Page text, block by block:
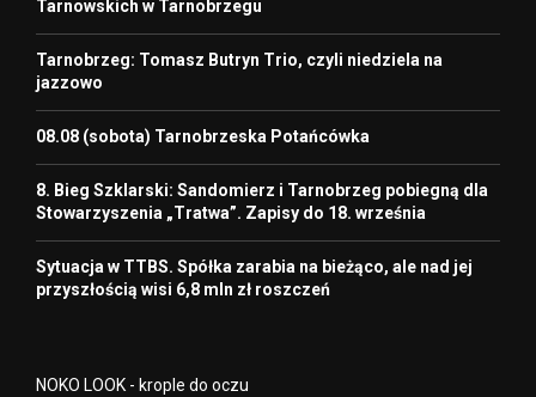
Tarnowskich w Tarnobrzegu
Tarnobrzeg: Tomasz Butryn Trio, czyli niedziela na
jazzowo
08.08 (sobota) Tarnobrzeska Potańcówka
8. Bieg Szklarski: Sandomierz i Tarnobrzeg pobiegną dla
Stowarzyszenia „Tratwa”. Zapisy do 18. września
Sytuacja w TTBS. Spółka zarabia na bieżąco, ale nad jej
przyszłością wisi 6,8 mln zł roszczeń
NOKO LOOK - krople do oczu